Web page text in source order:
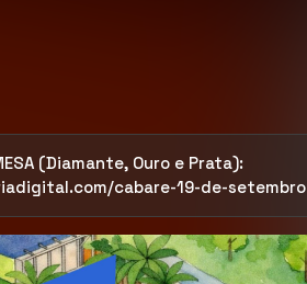
(Diamante, Ouro e Prata):
cabare-19-de-setembro